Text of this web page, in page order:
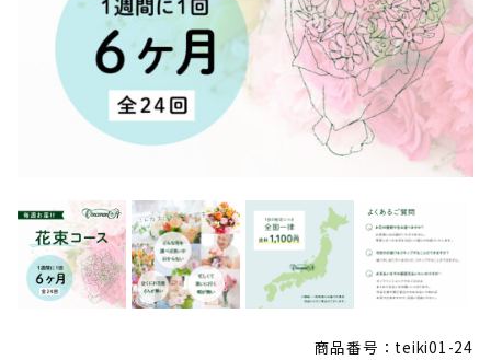
商品番号：teiki01-24